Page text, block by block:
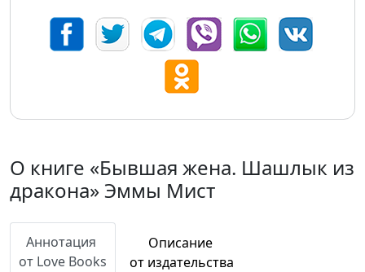
О книге «Бывшая жена. Шашлык из
дракона» Эммы Мист
Аннотация
от Love Books
Описание
от издательства